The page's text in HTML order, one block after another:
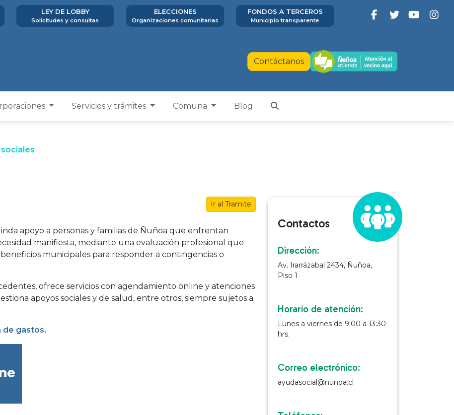
LEY DE LOBBY
Solicitudes y consultas
ELECCIONES
Organizaciones comunitarias
FONDOS A TERCEROS
Municipio transparente
Contáctanos
Servicios y trámites Comuna Blog
Ir al Tramite
apoyo a personas y familias de Ñuñoa que enfrentan
manifiesta, mediante una evaluación profesional que
beneficios municipales para responder a contingencias o
ofrece servicios con agendamiento online y atenciones
apoyos sociales y de salud, entre otros, siempre sujetos a
de gastos.
Contactos
Dirección:
Av. Irarrázabal 2434, Ñuñoa,
Piso 1
Horario de atención:
Lunes a viernes de 9:00 a 13:30
hrs.
Correo electrónico:
ayudasocial@nunoa.cl